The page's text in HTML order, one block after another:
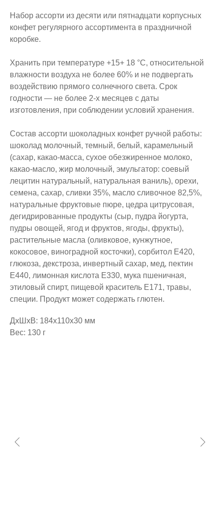
Набор ассорти из десяти или пятнадцати корпусных
конфет регулярного ассортимента в праздничной
коробке.
Хранить при температуре +15+ 18 °C, относительной
влажности воздуха не более 60% и не подвергать
воздействию прямого солнечного света. Срок
годности — не более 2-х месяцев с даты
изготовления, при соблюдении условий хранения.
Состав ассорти шоколадных конфет ручной работы:
шоколад молочный, темный, белый, карамельный
(сахар, какао-масса, сухое обезжиренное молоко,
какао-масло, жир молочный, эмульгатор: соевый
лецитин натуральный, натуральная ваниль), орехи,
семена, сахар, сливки 35%, масло сливочное 82,5%,
натуральные фруктовые пюре, цедра цитрусовая,
дегидрированные продукты (сыр, пудра йогурта,
пудры овощей, ягод и фруктов, ягоды, фрукты),
растительные масла (оливковое, кунжутное,
кокосовое, виноградной косточки), сорбитол Е420,
глюкоза, декстроза, инвертный сахар, мед, пектин
Е440, лимонная кислота Е330, мука пшеничная,
этиловый спирт, пищевой краситель Е171, травы,
специи. Продукт может содержать глютен.
ДxШxВ: 184x110x30 мм
Вес: 130 г